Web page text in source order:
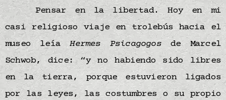
Pensar en la libertad. Hoy en mi
casi religioso viaje en trolebús hacia el
museo leíaHermes Psicagogosde Marcel
Schwob, dice: “y no habiendo sido libres
en la tierra, porque estuvieron ligados
por las leyes, las costumbres o su propio